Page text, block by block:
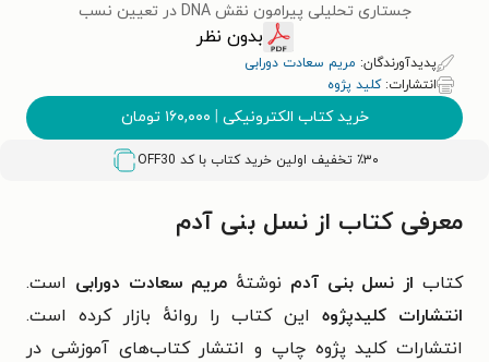
جستاری تحلیلی پیرامون نقش DNA در تعیین نسب
بدون نظر
پدیدآورندگان: مریم سعادت دورابی
انتشارات:کلید پژوه
خرید کتاب الکترونیکی | ۱۶۰,۰۰۰ تومان
٪۳۰ تخفیف اولین خرید کتاب با کد OFF30
معرفی کتاب از نسل بنی آدم
کتاب از نسل بنی آدم نوشتهٔ مریم سعادت دورابی است.
انتشارات کلیدپژوه این کتاب را روانهٔ بازار کرده است.
انتشارات کلید پژوه چاپ و انتشار کتاب‌های آموزشی در